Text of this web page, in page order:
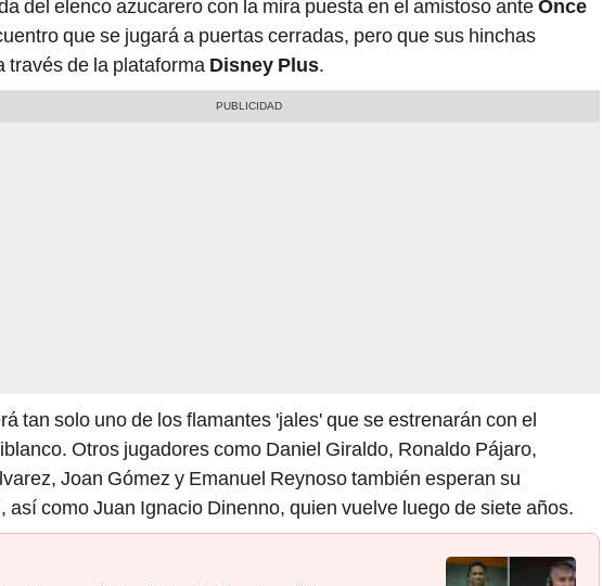
del elenco azucarero con la mira puesta en el amistoso anteOnce
que se jugará a puertas cerradas, pero que sus hinchas
través de la plataforma Disney Plus.
tan solo uno de los flamantes 'jales' que se estrenarán con el
Otros jugadores como Daniel Giraldo, Ronaldo Pájaro,
Joan Gómez y Emanuel Reynoso también esperan su
así como Juan Ignacio Dinenno, quien vuelve luego de siete años.